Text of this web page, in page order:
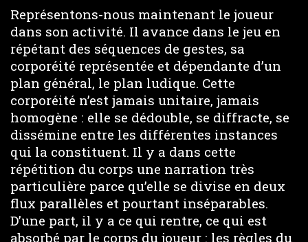
Représentons-nous maintenant le joueur
dans son activité. Il avance dans le jeu en
répétant des séquences de gestes, sa
corporéité représentée et dépendante d’un
plan général, le plan ludique. Cette
corporéité n’est jamais unitaire, jamais
homogène : elle se dédouble, se diffracte, se
dissémine entre les différentes instances
qui la constituent. Il y a dans cette
répétition du corps une narration très
particulière parce qu’elle se divise en deux
flux parallèles et pourtant inséparables.
D’une part, il y a ce qui rentre, ce qui est
absorbé par le corps du joueur : les règles du